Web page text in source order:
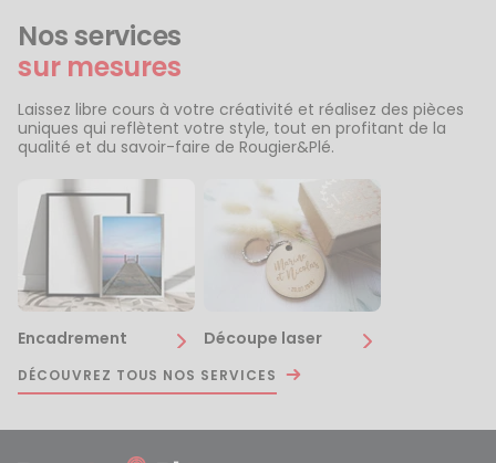
Nos services
sur mesures
Laissez libre cours à votre créativité et réalisez des pièces
uniques qui reflètent votre style, tout en profitant de la
qualité et du savoir-faire de Rougier&Plé.
Encadrement Découpe laser
DÉCOUVREZ TOUS NOS SERVICES